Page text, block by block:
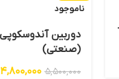
ناموجود
(صنعتی)
5,500,000
4,800,000